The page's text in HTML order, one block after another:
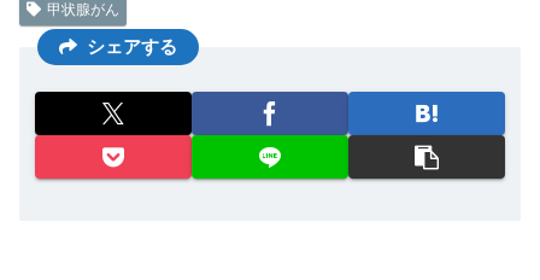
甲状腺がん
シェアする